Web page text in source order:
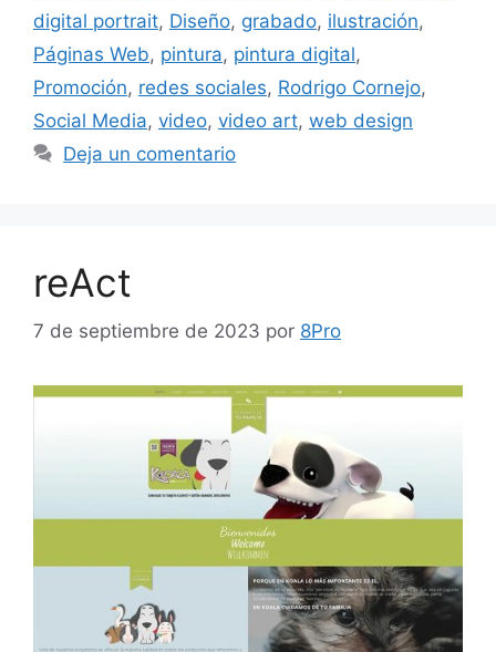
digital portrait, Diseño, grabado, ilustración,
Páginas Web, pintura, pintura digital,
Promoción, redes sociales, Rodrigo Cornejo,
Social Media, video, video art, web design
Deja un comentario
reAct
7 de septiembre de 2023 por 8Pro